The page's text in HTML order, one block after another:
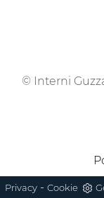
© Interni
Privacy - Cookie